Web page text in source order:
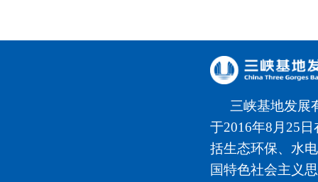
三峡基地发展
于2016年8月25
括生态环保、水
国特色社会主义